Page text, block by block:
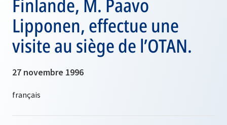
Finlande, M. Paavo
Lipponen, effectue une
visite au siège de l’OTAN.
27 novembre 1996